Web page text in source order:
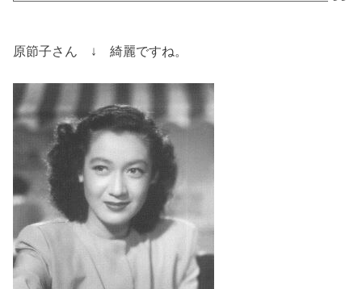
原節子さん ↓ 綺麗ですね。